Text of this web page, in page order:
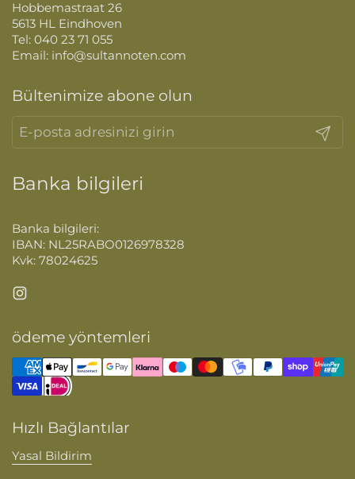
Hobbemastraat 26
5613 HL Eindhoven
Tel: 040 23 71 055
Email: info@sultannoten.com
Bültenimize abone olun
Gönder
Banka bilgileri
Banka bilgileri:
IBAN: NL25RABO0126978328
Kvk: 78024625
Instagram
ödeme yöntemleri
Hızlı Bağlantılar
Yasal Bildirim